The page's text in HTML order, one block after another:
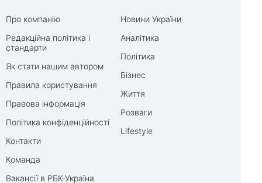
Про компанію
Редакційна політика і
стандарти
Як стати нашим автором
Правила користування
Правова інформація
Політика конфіденційності
Контакти
Команда
Вакансії в РБК-Україна
Новини України
Аналітика
Політика
Бізнес
Життя
Розваги
Lifestyle